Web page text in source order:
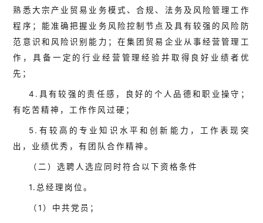
熟悉大宗产业贸易业务模式、合规、法务及风险管理工作
程序；能准确把握业务风险控制节点及具有较强的风险防
范意识和风险识别能力；在集团贸易企业从事经营管理工
作，具备一定的行业经营管理经验并取得良好业绩者优
先；
4.具有较强的责任感，良好的个人品德和职业操守；
有吃苦精神，工作作风过硬；
5.有较高的专业知识水平和创新能力，工作表现突
出，业绩优秀，有团队合作精神。
（二）选聘人选应同时符合以下资格条件
1.总经理岗位。
（1）中共党员；